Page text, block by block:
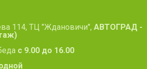
114, ТЦ "Ждановичи", АВТОГРАД -
с 9.00 до 16.00